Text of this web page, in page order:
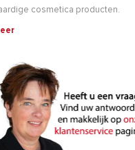
cosmetica producten.